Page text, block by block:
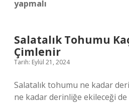
yapmalı
Salatalık Tohumu
Çimlenir
Tarih: Eylül 21, 2024
Salatalık tohumu ne kadar
ne kadar derinliğe ekileceği de